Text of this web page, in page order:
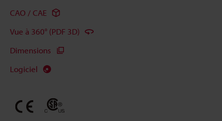
CAO / CAE
Vue à 360° (PDF 3D)
Dimensions
Logiciel